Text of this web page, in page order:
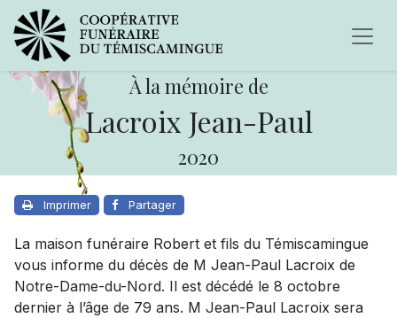
À la mémoire de
Lacroix Jean-Paul
2020
Imprimer Partager
La maison funéraire Robert et fils du Témiscamingue
vous informe du décès de M Jean-Paul Lacroix de
Notre-Dame-du-Nord. Il est décédé le 8 octobre
dernier à l’âge de 79 ans. M Jean-Paul Lacroix sera